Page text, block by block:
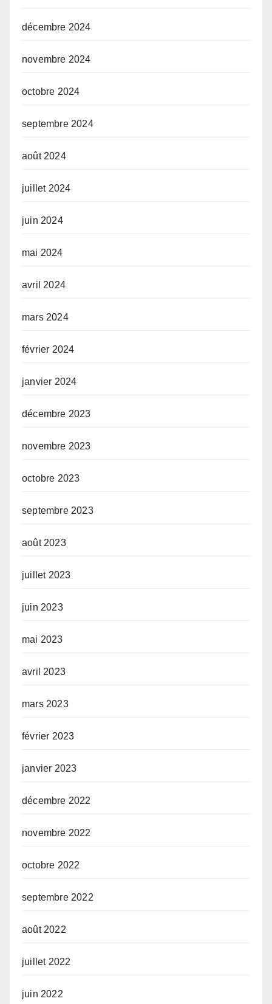
décembre 2024
novembre 2024
octobre 2024
septembre 2024
août 2024
juillet 2024
juin 2024
mai 2024
avril 2024
mars 2024
février 2024
janvier 2024
décembre 2023
novembre 2023
octobre 2023
septembre 2023
août 2023
juillet 2023
juin 2023
mai 2023
avril 2023
mars 2023
février 2023
janvier 2023
décembre 2022
novembre 2022
octobre 2022
septembre 2022
août 2022
juillet 2022
juin 2022